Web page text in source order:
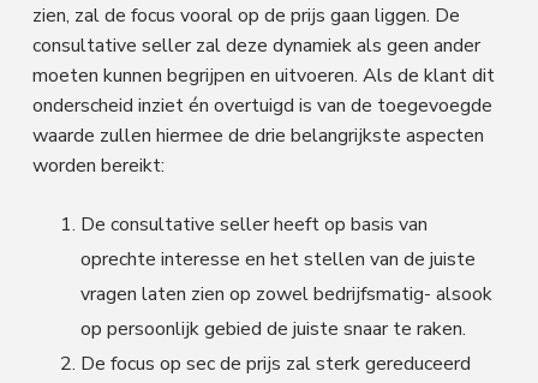
zien, zal de focus vooral op de prijs gaan liggen. De
consultative seller zal deze dynamiek als geen ander
moeten kunnen begrijpen en uitvoeren. Als de klant dit
onderscheid inziet én overtuigd is van de toegevoegde
waarde zullen hiermee de drie belangrijkste aspecten
worden bereikt:
De consultative seller heeft op basis van
oprechte interesse en het stellen van de juiste
vragen laten zien op zowel bedrijfsmatig- alsook
op persoonlijk gebied de juiste snaar te raken.
De focus op sec de prijs zal sterk gereduceerd